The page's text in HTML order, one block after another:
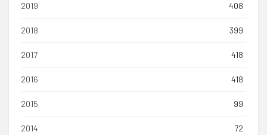
2019 408
2018 399
2017 418
2016 418
2015 99
2014 72